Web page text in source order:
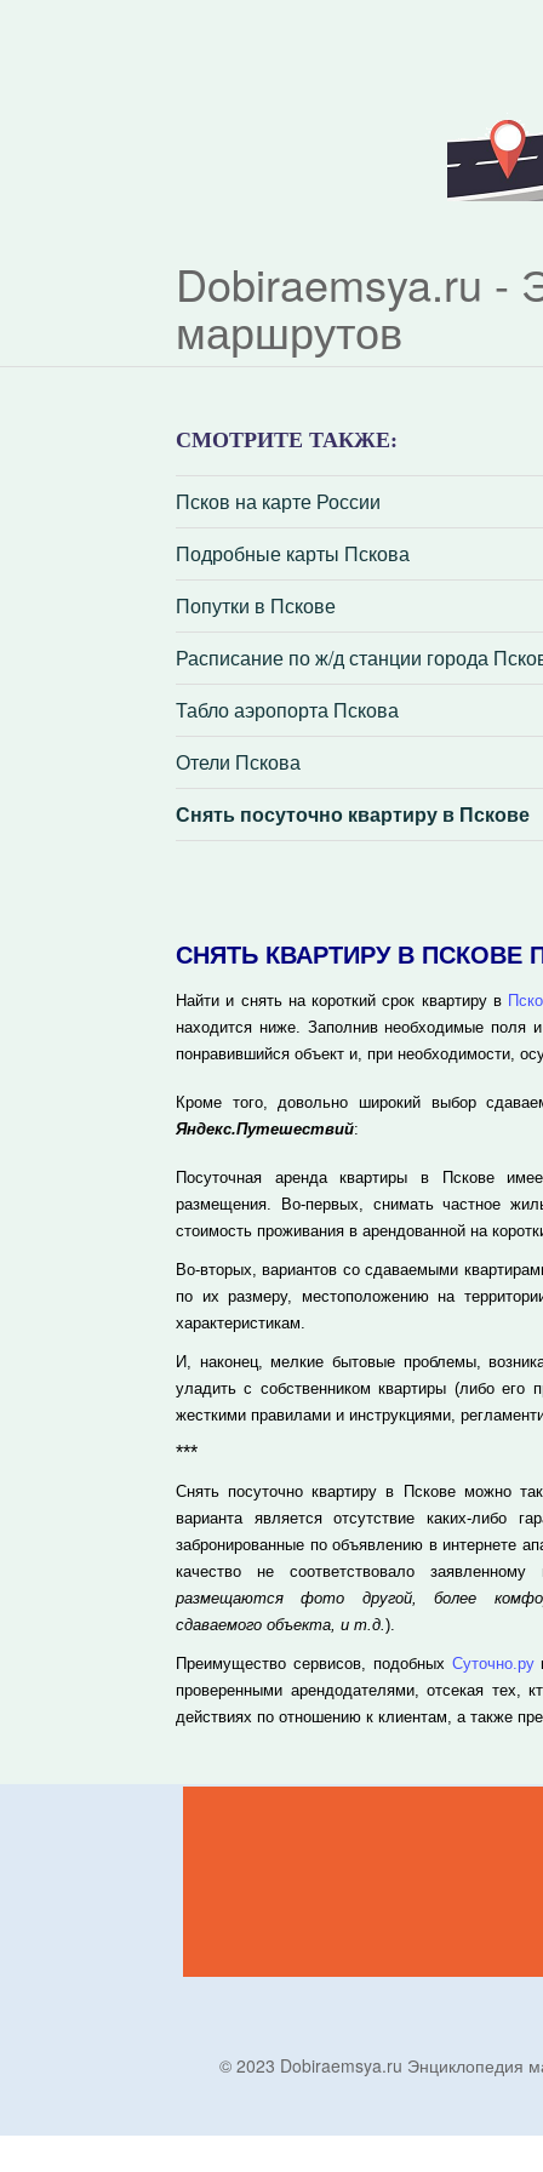
Dobiraemsya.ru -
маршрутов
СМОТРИТЕ ТАКЖЕ:
Псков на карте России
Подробные карты Пскова
Попутки в Пскове
Расписание по ж/д станции города
Табло аэропорта Пскова
Отели Пскова
Снять посуточно квартиру в Пскове
СНЯТЬ КВАРТИРУ В ПСКОВЕ
Найти и снять на короткий срок квартиру в
находится ниже. Заполнив необходимые поля
понравившийся объект и, при необходимости,
Кроме того, довольно широкий выбор
Яндекс.Путешествий:
Посуточная аренда квартиры в Пскове
размещения. Во-первых, снимать частное
стоимость проживания в арендованной на
Во-вторых, вариантов со сдаваемыми
по их размеру, местоположению на
характеристикам.
И, наконец, мелкие бытовые проблемы,
уладить с собственником квартиры (либо его
жесткими правилами и инструкциями,
***
Снять посуточно квартиру в Пскове можно
варианта является отсутствие каких-либо
забронированные по объявлению в интернете
качество не соответствовало
размещаются фото другой, более
сдаваемого объекта, и т.д.).
Преимущество сервисов, подобных Суточно.ру
проверенными арендодателями, отсекая тех,
действиях по отношению к клиентам, а также
© 2023 Dobiraemsya.ru